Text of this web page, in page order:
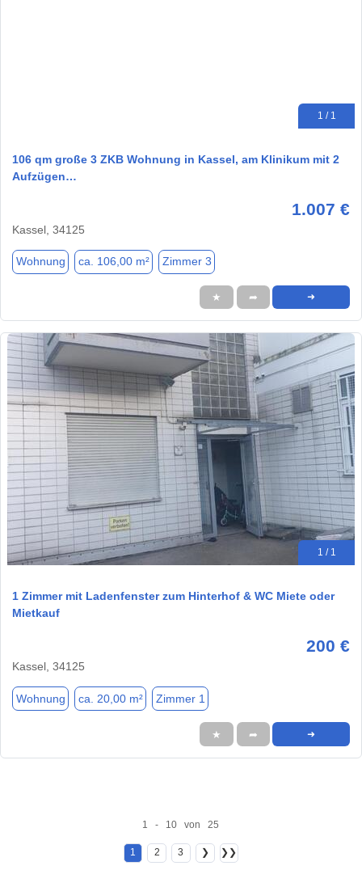
1 / 1
106 qm große 3 ZKB Wohnung in Kassel, am Klinikum mit 2
Aufzügen…
1.007 €
Kassel, 34125
Wohnung ca. 106,00 m² Zimmer 3
★ ➦ ➜
1 / 1
1 Zimmer mit Ladenfenster zum Hinterhof & WC Miete oder
Mietkauf
200 €
Kassel, 34125
Wohnung ca. 20,00 m² Zimmer 1
★ ➦ ➜
1 - 10 von 25
1 2 3 ❯ ❯❯